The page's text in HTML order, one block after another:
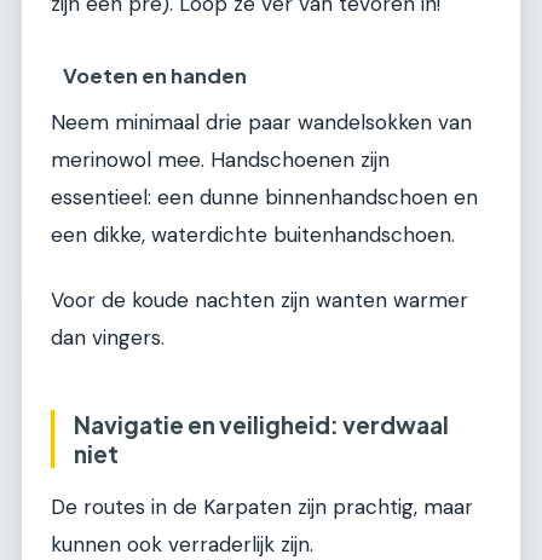
Voeten en handen
Neem minimaal drie paar wandelsokken van
merinowol mee. Handschoenen zijn
essentieel: een dunne binnenhandschoen en
een dikke, waterdichte buitenhandschoen.
Voor de koude nachten zijn wanten warmer
dan vingers.
Navigatie en veiligheid: verdwaal
niet
De routes in de Karpaten zijn prachtig, maar
kunnen ook verraderlijk zijn.